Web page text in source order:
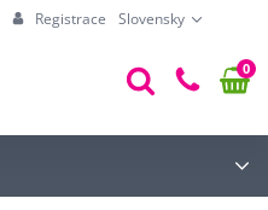
Registrace Slovensky
0